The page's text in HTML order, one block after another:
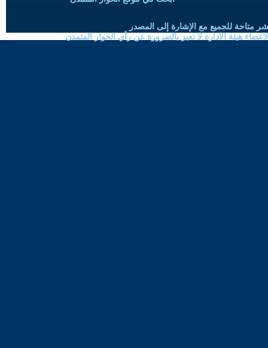
متاحة للجميع مع الإشارة إلى المصدر
هيئة الادارة لا تعبر بالضرورة عن رأي الحوار المتمدن